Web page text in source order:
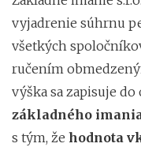
vyjadrenie súhrnu
všetkých
ručením
výška sa zapisuje
základného
s tým, že hodnota